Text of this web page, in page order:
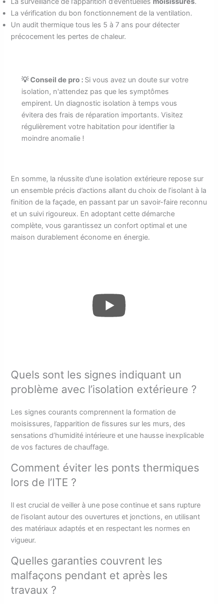
La vérification du bon fonctionnement de la ventilation.
Un audit thermique tous les 5 à 7 ans pour détecter
précocement les pertes de chaleur.
💡 Conseil de pro : Si vous avez un doute sur votre
isolation, n'attendez pas que les symptômes
empirent. Un diagnostic isolation à temps vous
évitera des frais de réparation importants. Visitez
régulièrement votre habitation pour identifier la
moindre anomalie !
En somme, la réussite d’une isolation extérieure repose sur
un ensemble précis d’actions allant du choix de l’isolant à la
finition de la façade, en passant par un savoir-faire reconnu
et un suivi rigoureux. En adoptant cette démarche
complète, vous garantissez un confort optimal et une
maison durablement économe en énergie.
Quels sont les signes indiquant un
problème avec l’isolation extérieure ?
Les signes courants comprennent la formation de
moisissures, l’apparition de fissures sur les murs, des
sensations d’humidité intérieure et une hausse inexplicable
de vos factures de chauffage.
Comment éviter les ponts thermiques
lors de l’ITE ?
Il est crucial de veiller à une pose continue et sans rupture
de l’isolant autour des ouvertures et jonctions, en utilisant
des matériaux adaptés et en respectant les normes en
vigueur.
Quelles garanties couvrent les
malfaçons pendant et après les
travaux ?